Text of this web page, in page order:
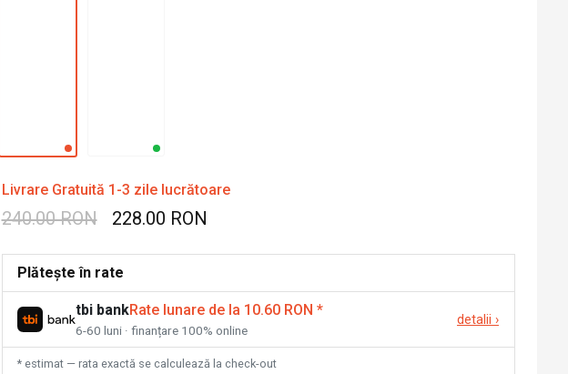
Livrare Gratuită 1-3 zile lucrătoare
240.00 RON 228.00 RON
Plătește în rate
tbi bankRate lunare de la 10.60 RON *
6-60 luni · finanțare 100% online
detalii ›
* estimat — rata exactă se calculează la check-out